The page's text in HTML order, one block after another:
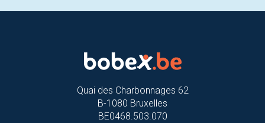
Quai des Charbonnages 62
B-1080 Bruxelles
BE0468.503.070